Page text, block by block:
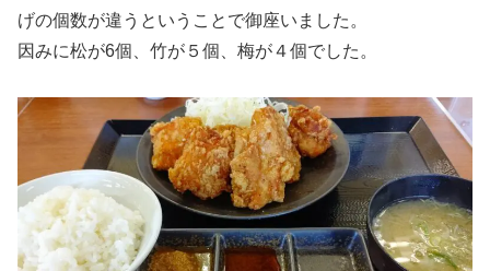
げの個数が違うということで御座いました。
因みに松が6個、竹が５個、梅が４個でした。